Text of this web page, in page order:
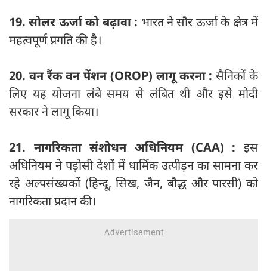
19. सोलर ऊर्जा को बढ़ावा : भारत ने सौर ऊर्जा के क्षेत्र में
महत्वपूर्ण प्रगति की है।
20. वन रैंक वन पेंशन (OROP) लागू करना :सैनिकों के
लिए यह योजना लंबे समय से लंबित थी और इसे मोदी
सरकार ने लागू किया।
21. नागरिकता संशोधन अधिनियम (CAA) : इस
अधिनियम ने पड़ोसी देशों में धार्मिक उत्पीड़न का सामना कर
रहे अल्पसंख्यकों (हिन्दू, सिख, जैन, बौद्ध और पारसी) को
नागरिकता प्रदान की।